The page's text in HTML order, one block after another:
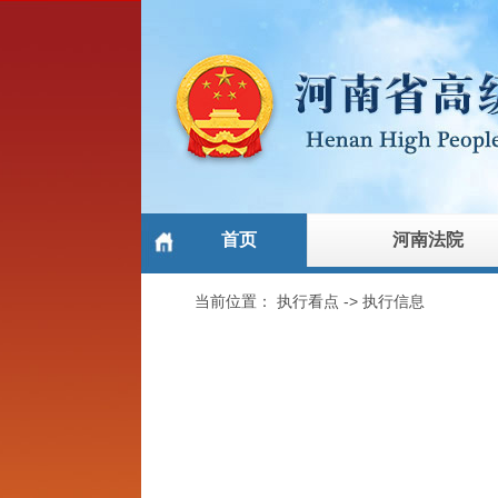
首页 河南法院
当前位置：执行看点 ->执行信息